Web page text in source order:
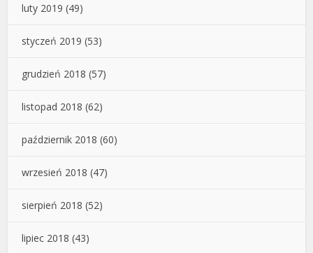
luty 2019 (49)
styczeń 2019 (53)
grudzień 2018 (57)
listopad 2018 (62)
październik 2018 (60)
wrzesień 2018 (47)
sierpień 2018 (52)
lipiec 2018 (43)